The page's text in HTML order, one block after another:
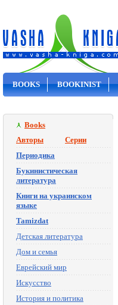
BOOKS BOOKINIST
Books
Авторы
Серии
Периодика
Букинистическая
литература
Книги на украинском
языке
Tamizdat
Детская литература
Дом и семья
Еврейский мир
Искусство
История и политика